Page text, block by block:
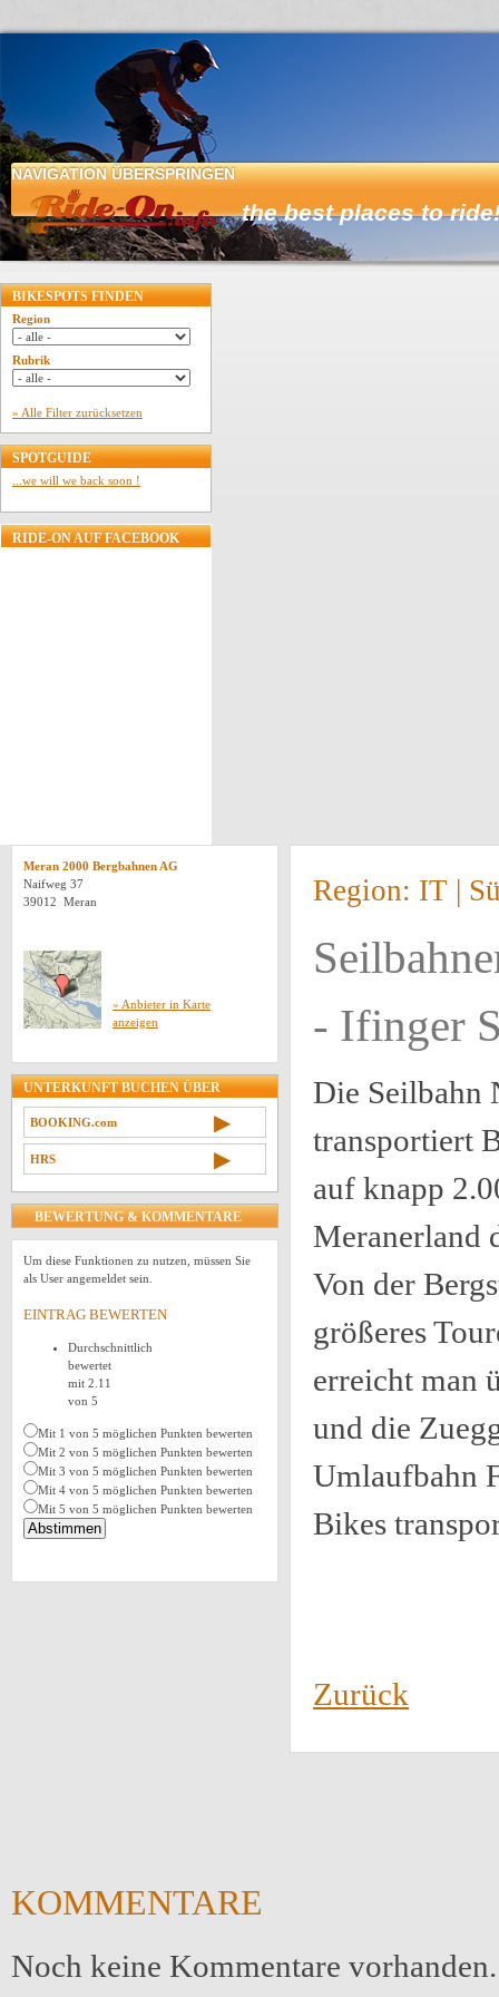
NAVIGATION ÜBERSPRINGEN
HOME
BIKESPOTS FINDEN
Region
Rubrik
» Alle Filter zurücksetzen
SPOTGUIDE
...we will we back soon !
RIDE-ON AUF FACEBOOK
Meran 2000 Bergbahnen AG
Naifweg 37
39012 Meran
» Anbieter in Karte
anzeigen
UNTERKUNFT BUCHEN ÜBER
BOOKING.com ▶
HRS ▶
BEWERTUNG & KOMMENTARE
Um diese Funktionen zu nutzen, müssen Sie
als User angemeldet sein.
EINTRAG BEWERTEN
Durchschnittlich
bewertet
mit 2.11
von 5
Mit 1 von 5 möglichen Punkten bewerten
Mit 2 von 5 möglichen Punkten bewerten
Mit 3 von 5 möglichen Punkten bewerten
Mit 4 von 5 möglichen Punkten bewerten
Mit 5 von 5 möglichen Punkten bewerten
Region: IT |
- Ifinger
Die Seilbahn
transportiert
auf knapp
Meranerland
Von der
größeres
erreicht man
und die
Umlaufbahn
Bikes
Zurück
KOMMENTARE
Noch keine Kommentare vorhanden.